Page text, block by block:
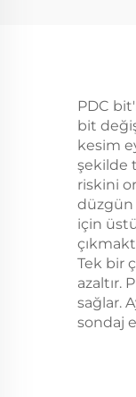
PDC
bit
kesim
şekilde
riskini
düzgün
için
Tek bir
azaltır.
sağlar.
sondaj